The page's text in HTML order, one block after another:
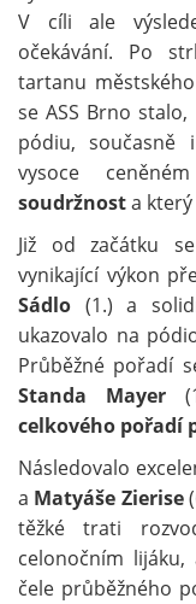
V cíli ale
očekávání. Po
tartanu
se ASS Brno
pódiu,
vysoce
soudržnosta který
Již od začátku
vynikající výkon
Sádlo (1.) a
ukazovalo na
Průběžné pořadí
Standa Mayer
celkového pořadí
Následovalo
a Matyáše Zierise
těžké trati
celonočním lijáku,
čele průběžného